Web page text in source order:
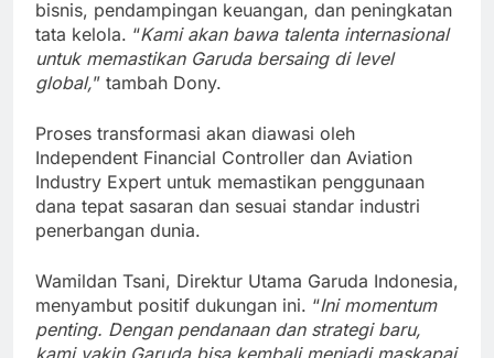
bisnis, pendampingan keuangan, dan peningkatan
tata kelola. “Kami akan bawa talenta internasional
untuk memastikan Garuda bersaing di level
global,” tambah Dony.
Proses transformasi akan diawasi oleh
Independent Financial Controller dan Aviation
Industry Expert untuk memastikan penggunaan
dana tepat sasaran dan sesuai standar industri
penerbangan dunia.
Wamildan Tsani, Direktur Utama Garuda Indonesia,
menyambut positif dukungan ini. “Ini momentum
penting. Dengan pendanaan dan strategi baru,